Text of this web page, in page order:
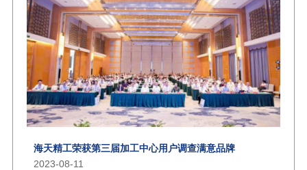
海天精工荣获第三届加工中心用户调查满意品牌
2023-08-11